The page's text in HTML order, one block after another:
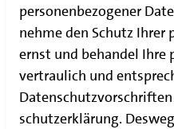
per­so­nen­be­zo­ge­ner
neh­me den Schutz Ihrer
ernst und behan­del Ihre
ver­trau­lich und
schutz­er­klä­rung.